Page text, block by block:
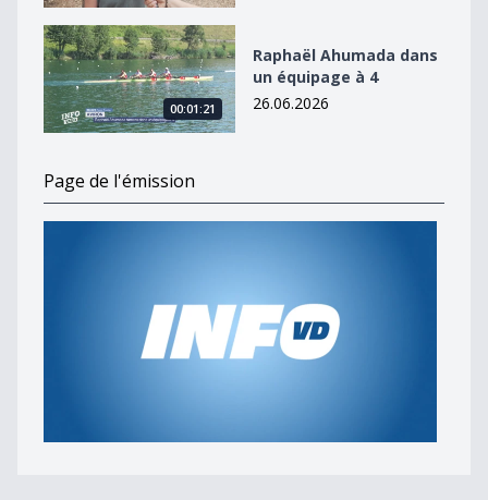
Raphaël Ahumada dans un équipage à 4
00:01:21
Raphaël Ahumada dans
un équipage à 4
26.06.2026
Page de l'émission